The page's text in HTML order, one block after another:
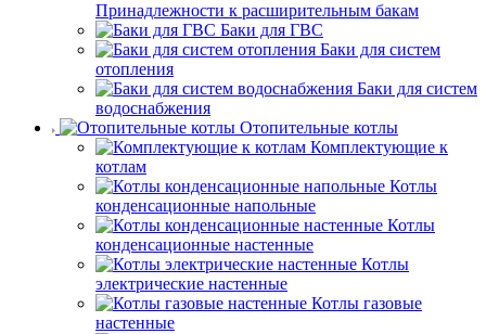
Принадлежности к расширительным бакам
Баки для ГВС
Баки для систем
отопления
Баки для систем
водоснабжения
Отопительные котлы
Комплектующие к
котлам
Котлы
конденсационные напольные
Котлы
конденсационные настенные
Котлы
электрические настенные
Котлы газовые
настенные